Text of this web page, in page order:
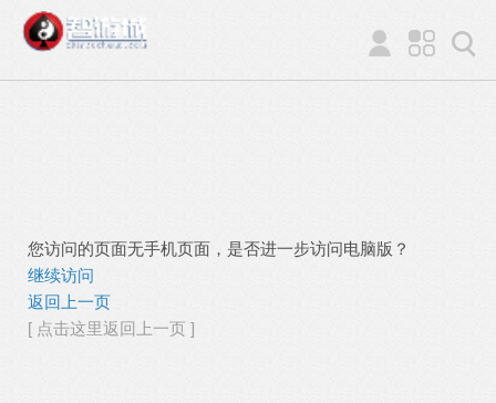
您访问的页面无手机页面，是否进一步访问电脑版？
继续访问
返回上一页
[ 点击这里返回上一页 ]